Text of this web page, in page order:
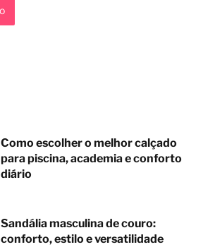
Como escolher o melhor calçado
para piscina, academia e conforto
diário
Sandália masculina de couro:
conforto, estilo e versatilidade